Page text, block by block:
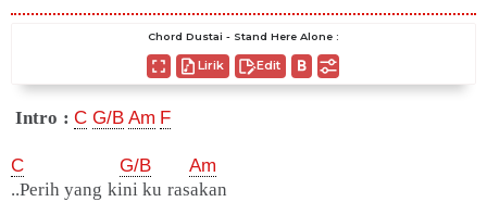
Chord Dustai - Stand Here Alone :
Lirik Edit
Intro : C G/B Am F
C G/B
Am
..Perih yang kini ku rasakan